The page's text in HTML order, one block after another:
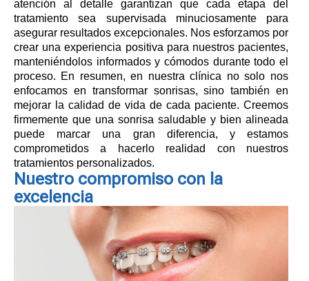
atención al detalle garantizan que cada etapa del
tratamiento sea supervisada minuciosamente para
asegurar resultados excepcionales. Nos esforzamos por
crear una experiencia positiva para nuestros pacientes,
manteniéndolos informados y cómodos durante todo el
proceso. En resumen, en nuestra clínica no solo nos
enfocamos en transformar sonrisas, sino también en
mejorar la calidad de vida de cada paciente. Creemos
firmemente que una sonrisa saludable y bien alineada
puede marcar una gran diferencia, y estamos
comprometidos a hacerlo realidad con nuestros
tratamientos personalizados.
Nuestro compromiso con la
excelencia